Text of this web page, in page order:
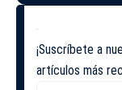
¡Suscríbete a
artículos más